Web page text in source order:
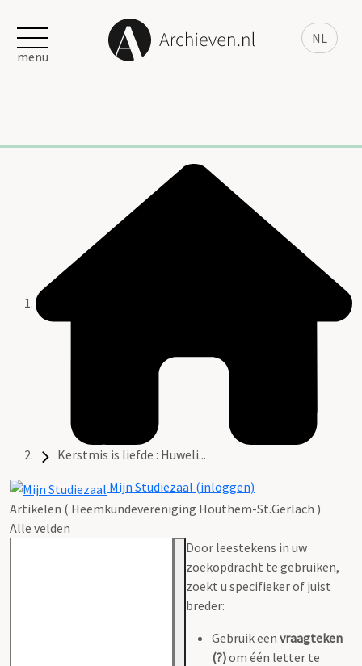
NL
menu
Kerstmis is liefde : Huweli...
Mijn Studiezaal (inloggen)
Artikelen ( Heemkundevereniging Houthem-St.Gerlach )
Alle velden
Door leestekens in uw
zoekopdracht te gebruiken,
zoekt u specifieker of juist
breder:
Gebruik een vraagteken
(?)om één letter te